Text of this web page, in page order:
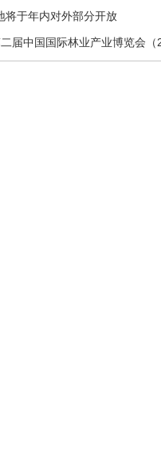
将于年内对外部分开放
届中国国际林业产业博览会（